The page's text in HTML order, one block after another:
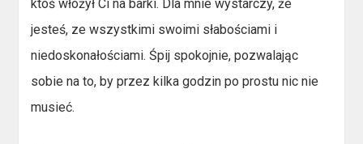
ktoś włożył Ci na barki. Dla mnie wystarczy, że
jesteś, ze wszystkimi swoimi słabościami i
niedoskonałościami. Śpij spokojnie, pozwalając
sobie na to, by przez kilka godzin po prostu nic nie
musieć.